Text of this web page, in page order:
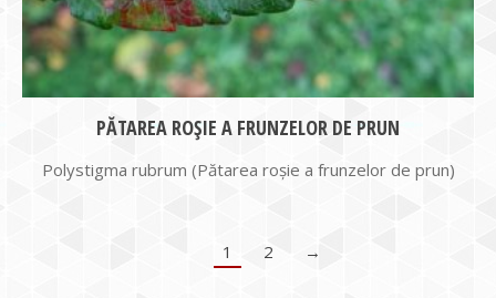
PĂTAREA ROȘIE A FRUNZELOR DE PRUN
Polystigma rubrum (Pătarea roșie a frunzelor de prun)
1 2 →